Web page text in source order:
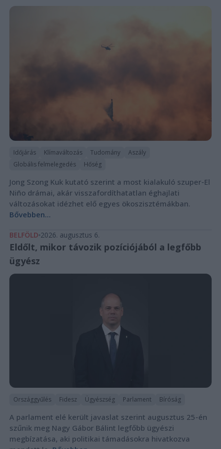
Időjárás Klímaváltozás Tudomány
Aszály
Globális felmelegedés
Hőség
Jong Szong Kuk kutató szerint a most kialakuló szuper-El
Niño drámai, akár visszafordíthatatlan éghajlati
változásokat idézhet elő egyes ökoszisztémákban.
Bővebben...
BELFÖLD 2026. augusztus 6.
Eldőlt, mikor távozik pozíciójából a legfőbb
ügyész
Országgyűlés Fidesz Ügyészség Parlament Bíróság
A parlament elé került javaslat szerint augusztus 25-én
szűnik meg Nagy Gábor Bálint legfőbb ügyészi
megbízatása, aki politikai támadásokra hivatkozva